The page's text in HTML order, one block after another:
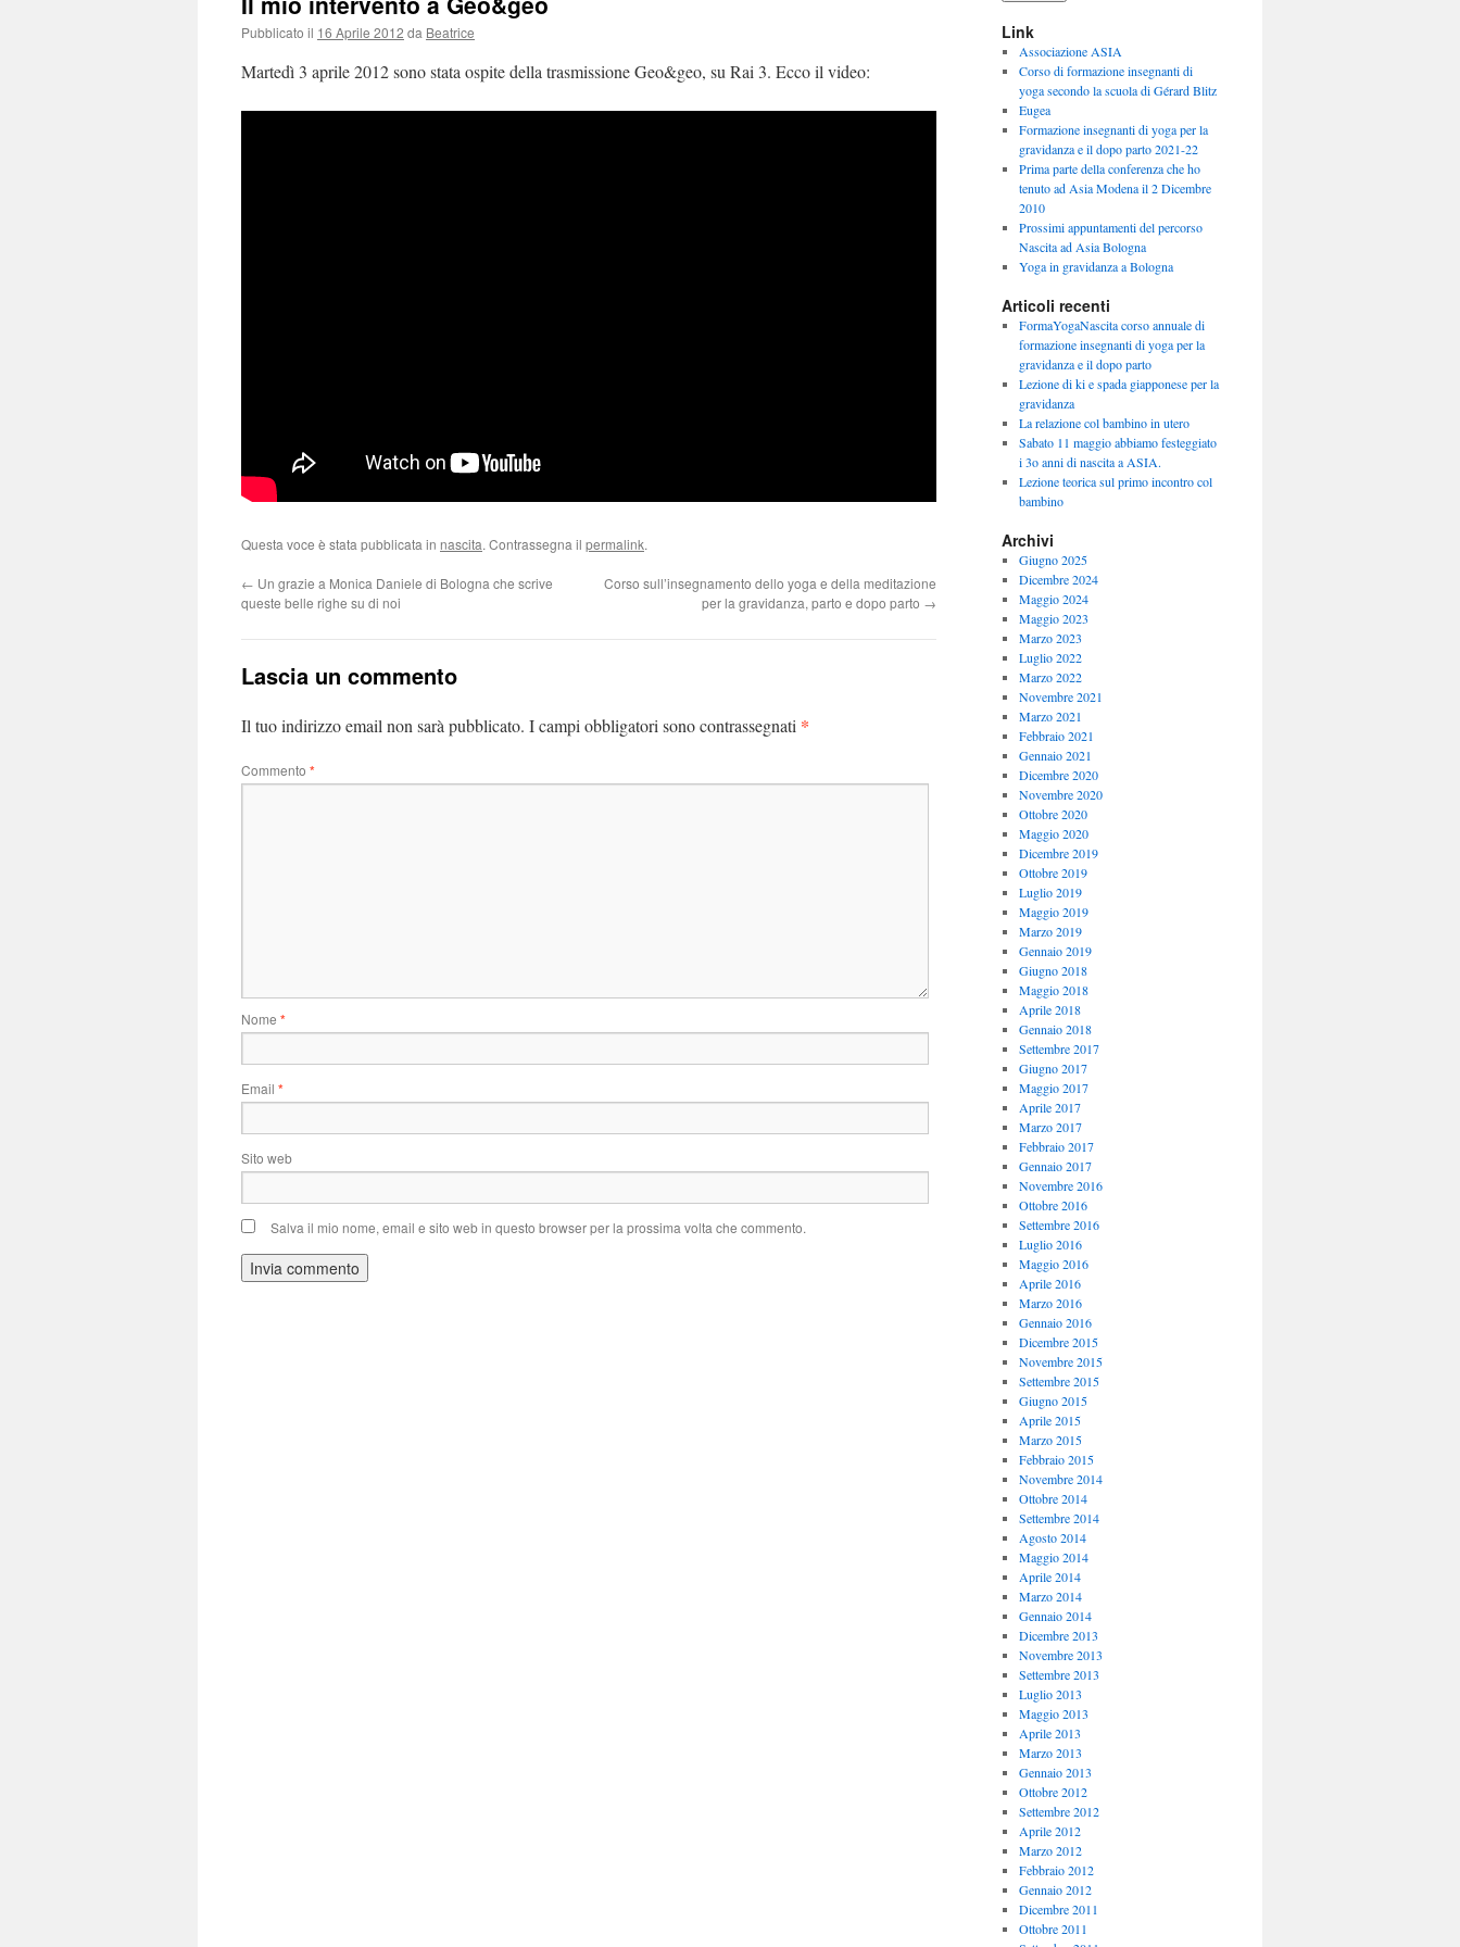
Pubblicato il 16 Aprile 2012 da Beatrice
Martedì 3 aprile 2012 sono stata ospite della trasmissione Geo&geo, su Rai 3. Ecco il video:
Questa voce è stata pubblicata in nascita. Contrassegna il permalink.
← Un grazie a Monica Daniele di Bologna che scrive
queste belle righe su di noi
Corso sull’insegnamento dello yoga e della meditazione
per la gravidanza, parto e dopo parto →
Lascia un commento
Il tuo indirizzo email non sarà pubblicato. I campi obbligatori sono contrassegnati *
Commento *
Nome *
Email *
Sito web
Salva il mio nome, email e sito web in questo browser per la prossima volta che commento.
Link
Associazione ASIA
Corso di formazione insegnanti di
yoga secondo la scuola di Gérard Blitz
Eugea
Formazione insegnanti di yoga per la
gravidanza e il dopo parto 2021-22
Prima parte della conferenza che ho
tenuto ad Asia Modena il 2 Dicembre
2010
Prossimi appuntamenti del percorso
Nascita ad Asia Bologna
Yoga in gravidanza a Bologna
Articoli recenti
FormaYogaNascita corso annuale di
formazione insegnanti di yoga per la
gravidanza e il dopo parto
Lezione di ki e spada giapponese per la
gravidanza
La relazione col bambino in utero
Sabato 11 maggio abbiamo festeggiato
i 3o anni di nascita a ASIA.
Lezione teorica sul primo incontro col
bambino
Archivi
Giugno 2025
Dicembre 2024
Maggio 2024
Maggio 2023
Marzo 2023
Luglio 2022
Marzo 2022
Novembre 2021
Marzo 2021
Febbraio 2021
Gennaio 2021
Dicembre 2020
Novembre 2020
Ottobre 2020
Maggio 2020
Dicembre 2019
Ottobre 2019
Luglio 2019
Maggio 2019
Marzo 2019
Gennaio 2019
Giugno 2018
Maggio 2018
Aprile 2018
Gennaio 2018
Settembre 2017
Giugno 2017
Maggio 2017
Aprile 2017
Marzo 2017
Febbraio 2017
Gennaio 2017
Novembre 2016
Ottobre 2016
Settembre 2016
Luglio 2016
Maggio 2016
Aprile 2016
Marzo 2016
Gennaio 2016
Dicembre 2015
Novembre 2015
Settembre 2015
Giugno 2015
Aprile 2015
Marzo 2015
Febbraio 2015
Novembre 2014
Ottobre 2014
Settembre 2014
Agosto 2014
Maggio 2014
Aprile 2014
Marzo 2014
Gennaio 2014
Dicembre 2013
Novembre 2013
Settembre 2013
Luglio 2013
Maggio 2013
Aprile 2013
Marzo 2013
Gennaio 2013
Ottobre 2012
Settembre 2012
Aprile 2012
Marzo 2012
Febbraio 2012
Gennaio 2012
Dicembre 2011
Ottobre 2011